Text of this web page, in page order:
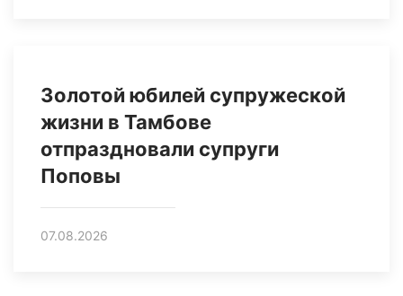
Золотой юбилей супружеской
жизни в Тамбове
отпраздновали супруги
Поповы
07.08.2026